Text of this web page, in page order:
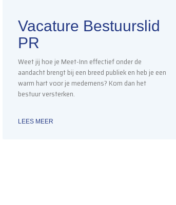
Vacature Bestuurslid
PR
Weet jij hoe je Meet-Inn effectief onder de
aandacht brengt bij een breed publiek en heb je een
warm hart voor je medemens? Kom dan het
bestuur versterken.
LEES MEER